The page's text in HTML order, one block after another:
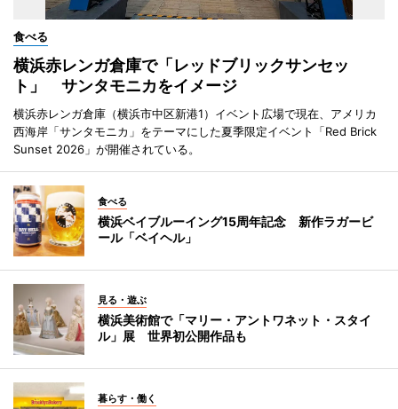
食べる
横浜赤レンガ倉庫で「レッドブリックサンセッ
ト」 サンタモニカをイメージ
横浜赤レンガ倉庫（横浜市中区新港1）イベント広場で現在、アメリカ
西海岸「サンタモニカ」をテーマにした夏季限定イベント「Red Brick
Sunset 2026」が開催されている。
食べる
横浜ベイブルーイング15周年記念 新作ラガービ
ール「ベイヘル」
見る・遊ぶ
横浜美術館で「マリー・アントワネット・スタイ
ル」展 世界初公開作品も
暮らす・働く